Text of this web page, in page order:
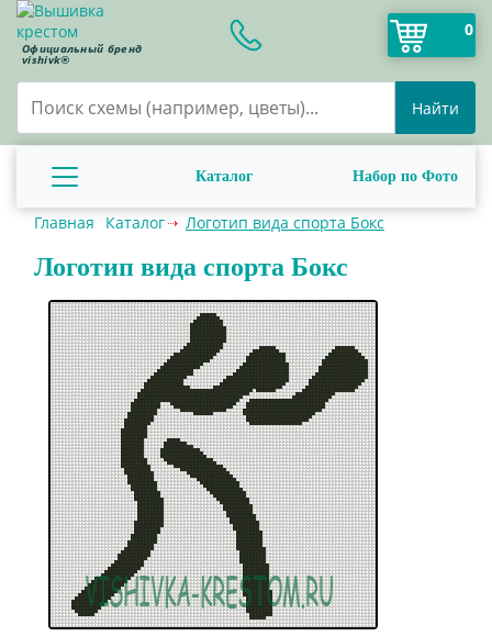
Официальный бренд
vishivk®
0
Найти
Каталог Набор по Фото
Главная Каталог Логотип вида спорта Бокс
Логотип вида спорта Бокс